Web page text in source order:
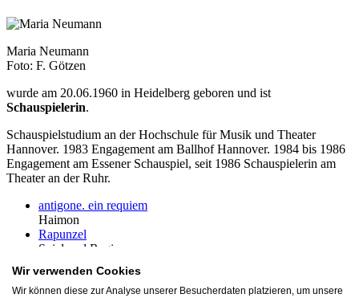
Maria Neumann
Foto: F. Götzen
wurde am 20.06.1960 in Heidelberg geboren und ist
Schauspielerin.
Schauspielstudium an der Hochschule für Musik und Theater
Hannover. 1983 Engagement am Ballhof Hannover. 1984 bis 1986
Engagement am Essener Schauspiel, seit 1986 Schauspielerin am
Theater an der Ruhr.
antigone. ein requiem
Haimon
Rapunzel
Spiel und Regie
Momo
Spiel und Regie
Wir verwenden Cookies
Wir können diese zur Analyse unserer Besucherdaten platzieren, um unsere